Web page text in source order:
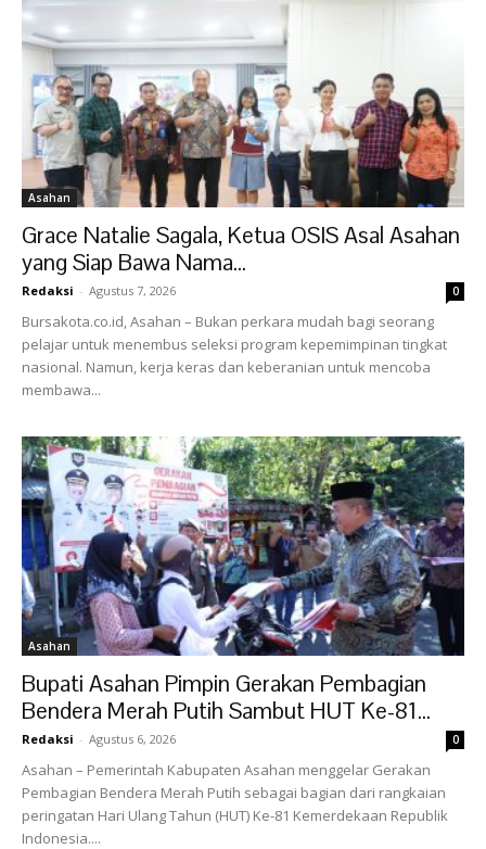
Asahan
Grace Natalie Sagala, Ketua OSIS Asal Asahan
yang Siap Bawa Nama...
Redaksi - Agustus 7, 2026 0
Bursakota.co.id, Asahan – Bukan perkara mudah bagi seorang
pelajar untuk menembus seleksi program kepemimpinan tingkat
nasional. Namun, kerja keras dan keberanian untuk mencoba
membawa...
Asahan
Bupati Asahan Pimpin Gerakan Pembagian
Bendera Merah Putih Sambut HUT Ke-81...
Redaksi - Agustus 6, 2026 0
Asahan – Pemerintah Kabupaten Asahan menggelar Gerakan
Pembagian Bendera Merah Putih sebagai bagian dari rangkaian
peringatan Hari Ulang Tahun (HUT) Ke-81 Kemerdekaan Republik
Indonesia....